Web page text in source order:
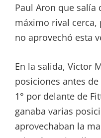
Paul Aron que salía
máximo rival
no aprovechó esta
En la salida, Victor
posiciones antes
1° por delante de
ganaba varias
aprovechaban la